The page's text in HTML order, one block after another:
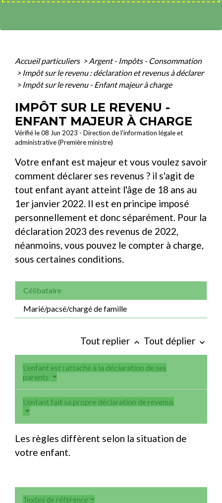
Accueil particuliers > Argent - Impôts - Consommation
> Impôt sur le revenu : déclaration et revenus à déclarer
> Impôt sur le revenu - Enfant majeur à charge
IMPÔT SUR LE REVENU -
ENFANT MAJEUR À CHARGE
Vérifié le 08 Jun 2023 - Direction de l'information légale et
administrative (Première ministre)
Votre enfant est majeur et vous voulez savoir
comment déclarer ses revenus ? il s'agit de
tout enfant ayant atteint l'âge de 18 ans au
1er janvier 2022. Il est en principe imposé
personnellement et donc séparément. Pour la
déclaration 2023 des revenus de 2022,
néanmoins, vous pouvez le compter à charge,
sous certaines conditions.
Célibataire
Marié/pacsé/chargé de famille
Tout replier keyboard_arrow_up Tout déplier keyboard_arrow_down
L'enfant est rattaché à la déclaration de ses
parents
L'enfant fait sa propre déclaration de revenus
Les règles diffèrent selon la situation de
votre enfant.
Textes de référence